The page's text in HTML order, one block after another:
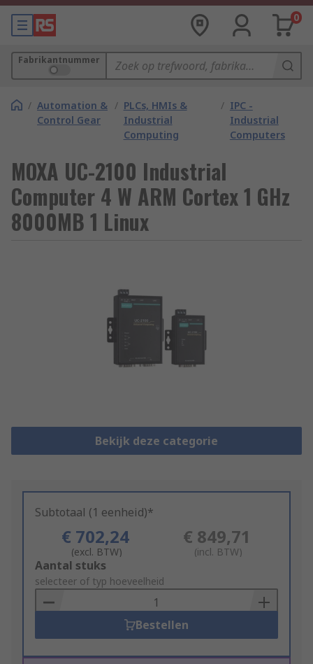
0
Fabrikantnummer
/ Automation &
Control Gear
/ PLCs, HMIs &
Industrial
Computing
/ IPC -
Industrial
Computers
MOXA UC-2100 Industrial
Computer 4 W ARM Cortex 1 GHz
8000MB 1 Linux
Bekijk deze categorie
Subtotaal (1 eenheid)*
€ 702,24
(excl. BTW)
€ 849,71
(incl. BTW)
Add
to
Basket
Aantal stuks
selecteer of typ hoeveelheid
Bestellen